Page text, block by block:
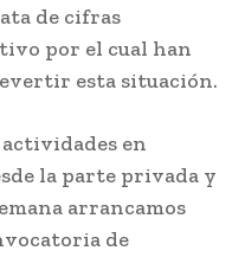
de cifras
por el cual han
esta situación.
en
la parte privada y
arrancamos
de